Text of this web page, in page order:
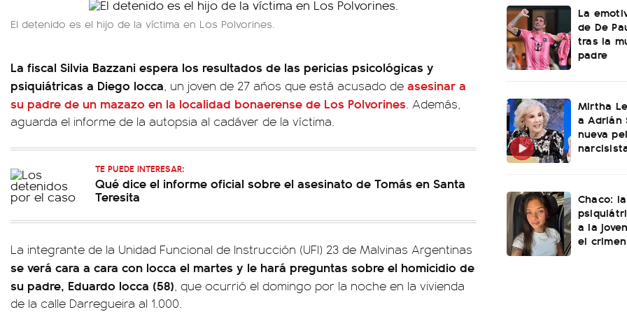
El detenido es el hijo de la víctima en Los Polvorines.
La fiscal Silvia Bazzani espera los resultados de las pericias psicológicas y
psiquiátricas a Diego Iocca, un joven de 27 años que está acusado de asesinar a
su padre de un mazazo en la localidad bonaerense de Los Polvorines. Además,
aguarda el informe de la autopsia al cadáver de la víctima.
TE PUEDE INTERESAR:
Qué dice el informe oficial sobre el asesinato de Tomás en Santa
Teresita
La integrante de la Unidad Funcional de Instrucción (UFI) 23 de Malvinas Argentinas
se verá cara a cara con Iocca el martes y le hará preguntas sobre el homicidio de
su padre, Eduardo Iocca (58), que ocurrió el domingo por la noche en la vivienda
de la calle Darregueira al 1.000.
La
de De
tras la
padre
Mirtha
a Adrián
nueva
Chaco:
a la
el